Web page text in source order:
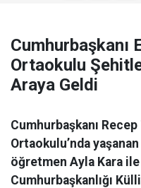
Cumhurbaşkanı
Ortaokulu
Araya Geldi
Cumhurbaşkanı
Ortaokulu’nda
öğretmen Ayla Kara
Cumhurbaşkanlığı